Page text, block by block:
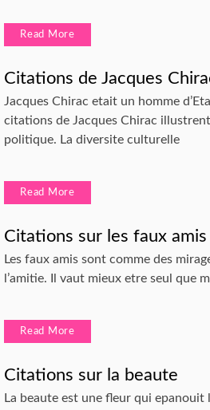
Read More
Citations de Jacques
Jacques Chirac etait un homme
citations de Jacques Chirac
politique. La diversite culturelle
Read More
Citations sur les faux amis
Les faux amis sont comme des
l’amitie. Il vaut mieux etre seul que
Read More
Citations sur la beaute
La beaute est une fleur qui epanouit